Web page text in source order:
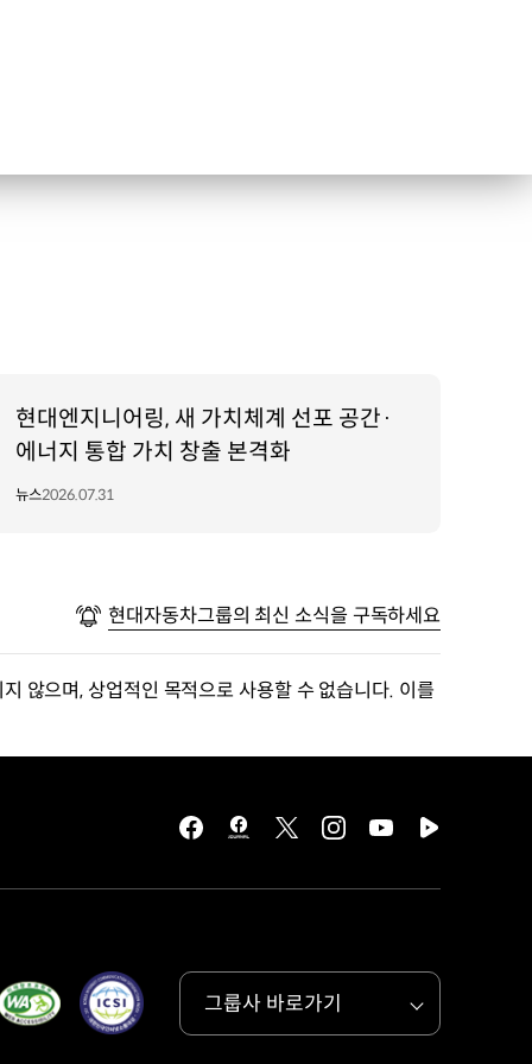
현대엔지니어링, 새 가치체계 선포 공간·
에너지 통합 가치 창출 본격화
뉴스2026.07.31
현대자동차그룹의 최신 소식을 구독하세요
않으며, 상업적인 목적으로 사용할 수 없습니다. 이를
facebook
hmg
facebook
twitterinstagramyoutubenaver
그룹사 바로가기